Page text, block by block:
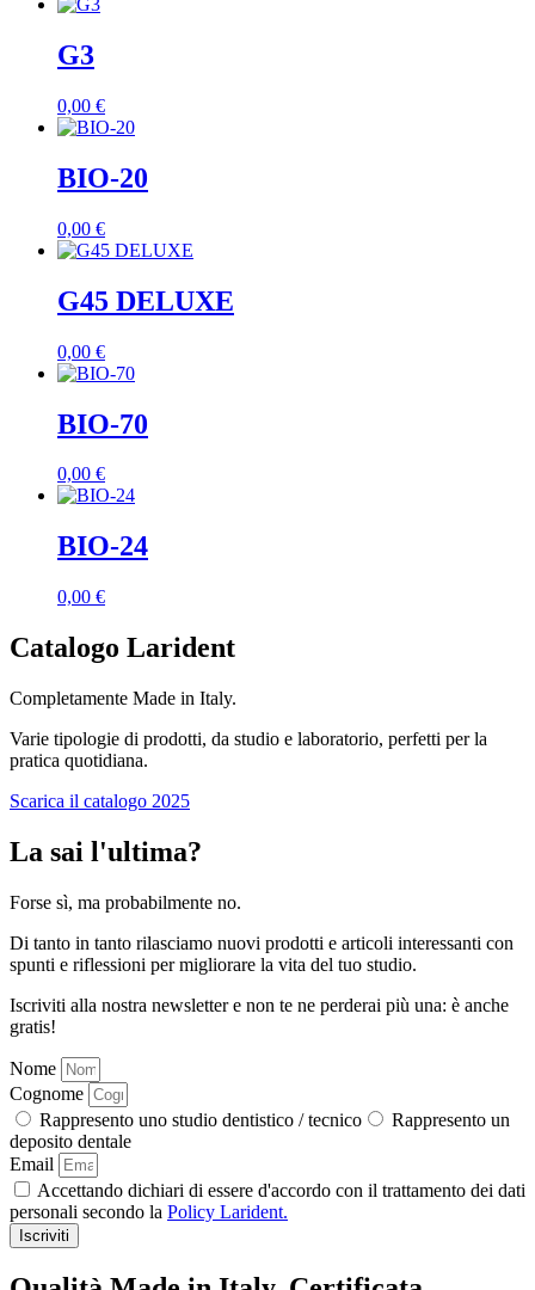
G3
0,00 €
BIO-20
0,00 €
G45 DELUXE
0,00 €
BIO-70
0,00 €
BIO-24
0,00 €
Catalogo Larident
Completamente Made in Italy.
Varie tipologie di prodotti, da studio e laboratorio, perfetti per la
pratica quotidiana.
Scarica il catalogo 2025
La sai l'ultima?
Forse sì, ma probabilmente no.
Di tanto in tanto rilasciamo nuovi prodotti e articoli interessanti con
spunti e riflessioni per migliorare la vita del tuo studio.
Iscriviti alla nostra newsletter e non te ne perderai più una: è anche
gratis!
Nome
Cognome
Rappresento uno studio dentistico / tecnico
Rappresento un
deposito dentale
Email
Accettando dichiari di essere d'accordo con il trattamento dei dati
personali secondo la Policy Larident.
Iscriviti